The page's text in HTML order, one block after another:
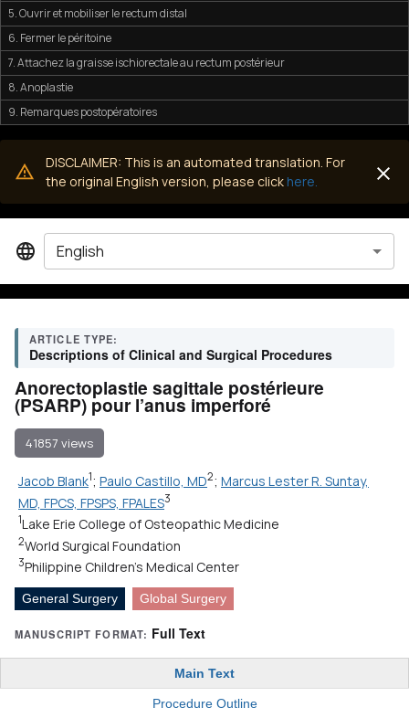
5. Ouvrir et mobiliser le rectum distal
6. Fermer le péritoine
7. Attachez la graisse ischiorectale au rectum postérieur
8. Anoplastie
9. Remarques postopératoires
DISCLAIMER: This is an automated translation. For
the original English version, please click here.
ARTICLE TYPE:
Descriptions of Clinical and Surgical Procedures
Anorectoplastie sagittale postérieure
(PSARP) pour l’anus imperforé
41857 views
Jacob Blank1; Paulo Castillo, MD2; Marcus Lester R. Suntay,
MD, FPCS, FPSPS, FPALES3
1Lake Erie College of Osteopathic Medicine
2World Surgical Foundation
3Philippine Children's Medical Center
General Surgery Global Surgery
MANUSCRIPT FORMAT: Full Text
Main Text
Procedure Outline
English